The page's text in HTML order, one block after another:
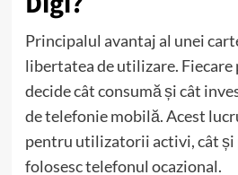
Principalul avantaj al unei
libertatea de utilizare. Fiecare
decide cât consumă și cât
de telefonie mobilă. Acest
pentru utilizatorii activi, cât și
folosesc telefonul ocazional.